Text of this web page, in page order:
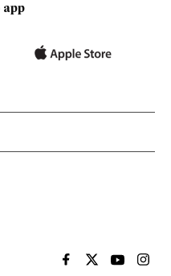
app
EL PAÍS BRASIL EN
EL PAÍSEL PAÍS
EL